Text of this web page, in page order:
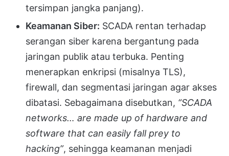
tersimpan jangka panjang).
Keamanan Siber: SCADA rentan terhadap
serangan siber karena bergantung pada
jaringan publik atau terbuka. Penting
menerapkan enkripsi (misalnya TLS),
firewall, dan segmentasi jaringan agar akses
dibatasi. Sebagaimana disebutkan, “SCADA
networks… are made up of hardware and
software that can easily fall prey to
hacking”, sehingga keamanan menjadi